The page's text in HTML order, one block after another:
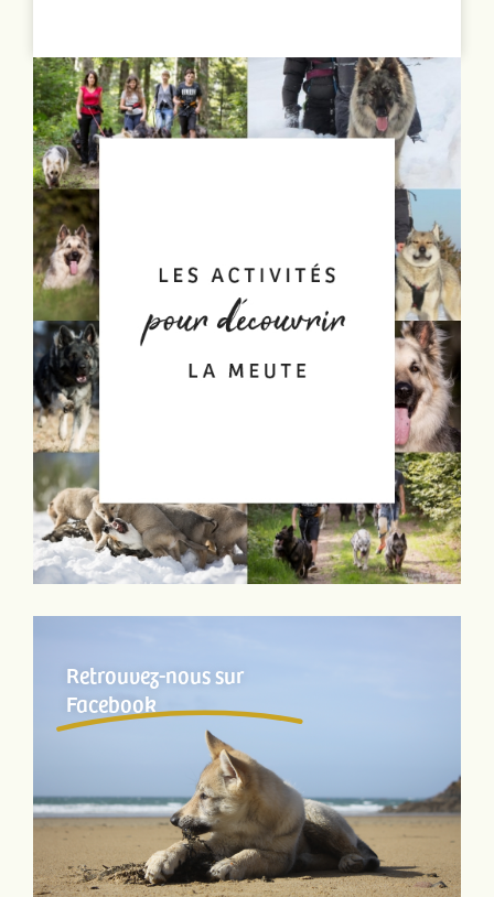
Retrouvez-nous sur
Facebook